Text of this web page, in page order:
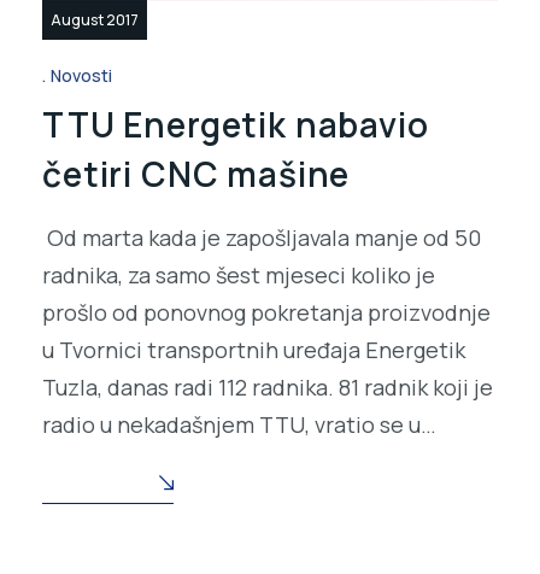
August 2017
Novosti
TTU Energetik nabavio
četiri CNC mašine
Od marta kada je zapošljavala manje od 50
radnika, za samo šest mjeseci koliko je
prošlo od ponovnog pokretanja proizvodnje
u Tvornici transportnih uređaja Energetik
Tuzla, danas radi 112 radnika. 81 radnik koji je
radio u nekadašnjem TTU, vratio se u…